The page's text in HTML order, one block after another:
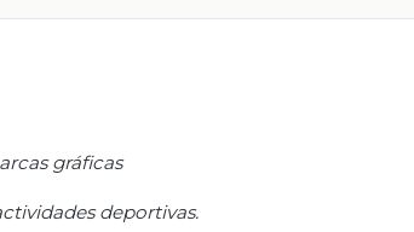
gráficas
deportivas.